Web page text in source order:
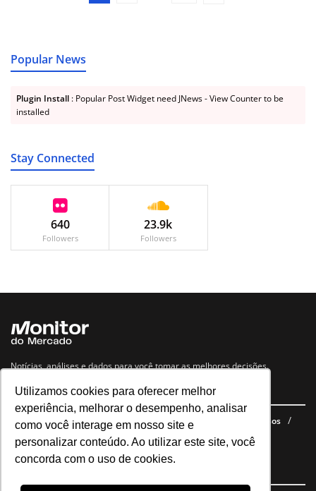
Utilizamos cookies para oferecer melhor
experiência, melhorar o desempenho, analisar
como você interage em nosso site e
personalizar conteúdo. Ao utilizar este site, você
concorda com o uso de cookies.
Popular News
Plugin Install : Popular Post Widget need JNews - View Counter to be
installed
Stay Connected
640
Followers
23.9k
Followers
Notícias, análises e dados para você tomar as melhores decisões.
Navegue no site
Últimas notícias Quem somos E-books gratuitos
Cursos
Política de privacidade